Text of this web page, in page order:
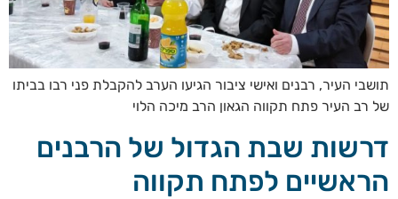
תושבי העיר, רבנים ואישי ציבור הגיעו הערב להקבלת פני רבו בביתו
של רב העיר פתח תקווה הגאון הרב מיכה הלוי
דרשות שבת הגדול של הרבנים
הראשיים לפתח תקווה